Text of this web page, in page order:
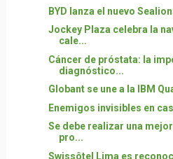
BYD lanza el nuevo
Jockey Plaza celebra la
cale...
Cáncer de próstata: la
diagnóstico...
Globant se une a la IBM
Enemigos invisibles en
Se debe realizar una
pro...
Swissôtel Lima es